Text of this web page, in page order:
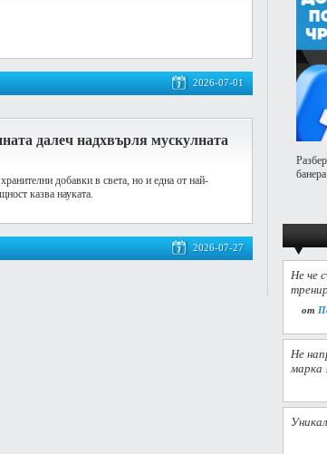
2026-07-01
далеч надхвърля мускулната
добавки в света, но и една от най-
казва науката.
2026-07-27
банера
Не че
от
Не
марка